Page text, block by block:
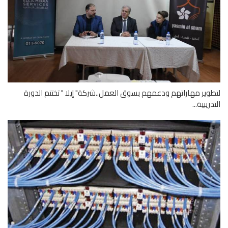
مهاراتهم ودعمهم بسوق العمل..شركة" إيلا " تختتم الدورة